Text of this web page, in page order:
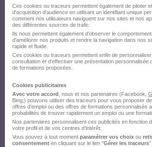
Ces cookies ou traceurs permettent également de piloter
d'acquisition d'audience en utilisant un identifiant unique
comment nos utilisateurs naviguent sur nos sites et nos
des différentes sources de trafic.
Ils nous permettent également d’observer le
d'améliorer nos produits et rendre la navigation dans nos
rapide et fluide.
Ces cookies ou traceurs permettent enfin de
consultation et d'effectuer une présentation personnalisée
de formations proposées.
Cookies publicitaires
Avec votre accord , nous et nos partenaires (Facebook,
Bing,) pouvons utiliser des traceurs pour vous proposer
offres d’emploi ou des offres de formations personnalisés
probabilités de trouver rapidement un emploi ou une
Nos partenaires personnalisent ces publicités en fonction
votre profil et de vos centres d’intérêt.
Vous pouvez à tout moment paramétrer vos choix ou
consentement en cliquant sur le lien "Gérer les traceurs"